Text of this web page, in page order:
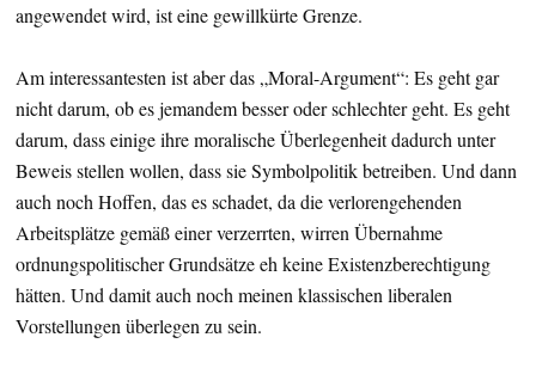
angewendet wird, ist eine gewillkürte Grenze.
Am interessantesten ist aber das „Moral-Argument“: Es geht gar
nicht darum, ob es jemandem besser oder schlechter geht. Es geht
darum, dass einige ihre moralische Überlegenheit dadurch unter
Beweis stellen wollen, dass sie Symbolpolitik betreiben. Und dann
auch noch Hoffen, das es schadet, da die verlorengehenden
Arbeitsplätze gemäß einer verzerrten, wirren Übernahme
ordnungspolitischer Grundsätze eh keine Existenzberechtigung
hätten. Und damit auch noch meinen klassischen liberalen
Vorstellungen überlegen zu sein.